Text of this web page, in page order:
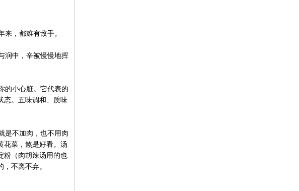
，都难有敌手。
润中，辛被慢慢地挥
的小心脏。它代表的
态。五味调和、质味
是不加肉，也不用肉
花菜，煞是好看。汤
粉（肉胡辣汤用的也
不离不弃。